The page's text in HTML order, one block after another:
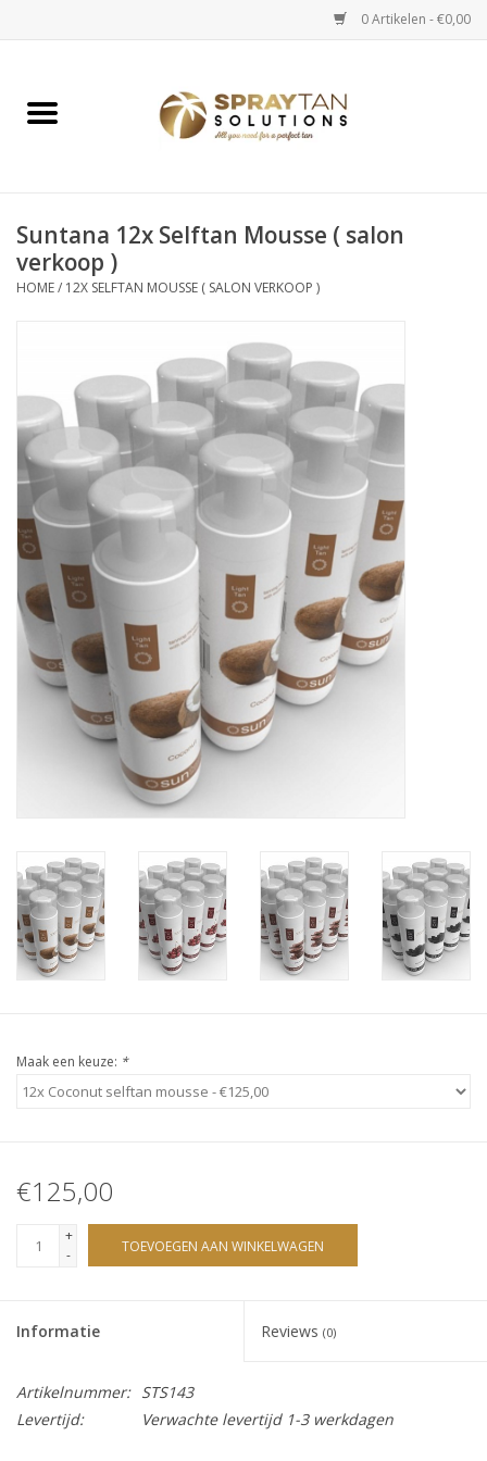
0 Artikelen - €0,00
Home
Spray Tan Starterspakketten
Spray Tan Vloeistoffen
Salon verkoop
Verzorging / Accessoires
Onderdelen
Ventilatoren / Afzuiging
Promotie materiaal
Salon kleding
Vraag hier om een vrijblijvend
adviesgesprek met ons!
Trainingen
Suntana
Sjolie
Merken
Suntana 12x Selftan Mousse ( salon
verkoop )
HOME/ 12X SELFTAN MOUSSE ( SALON VERKOOP )
Maak een keuze: *
€125,00
+
-
TOEVOEGEN AAN WINKELWAGEN
Informatie Reviews (0)
Artikelnummer: STS143
Levertijd:
Verwachte levertijd 1-3 werkdagen